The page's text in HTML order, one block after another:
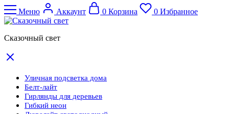
Меню Аккаунт 0 Корзина 0 Избранное
Сказочный свет
Уличная подсветка дома
Белт-лайт
Гирлянды для деревьев
Гибкий неон